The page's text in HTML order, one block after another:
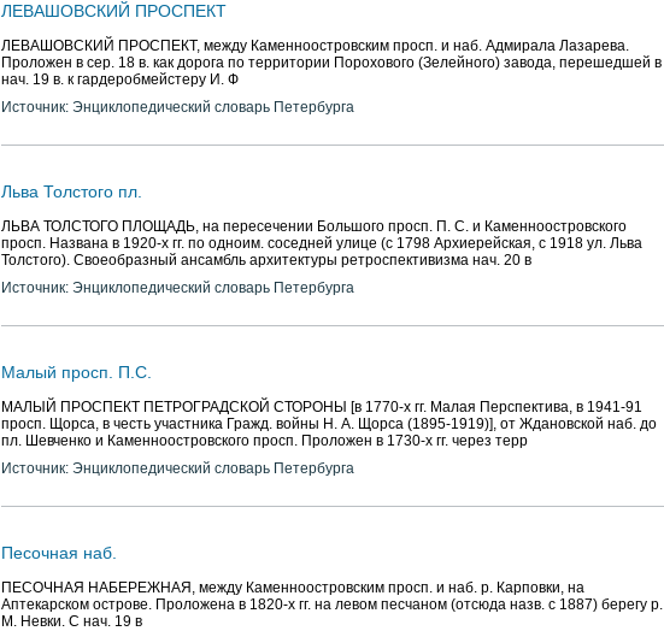
ЛЕВАШОВСКИЙ ПРОСПЕКТ
ЛЕВАШОВСКИЙ ПРОСПЕКТ, между Каменноостровским просп. и наб. Адмирала Лазарева.
Проложен в сер. 18 в. как дорога по территории Порохового (Зелейного) завода, перешедшей в
нач. 19 в. к гардеробмейстеру И. Ф
Источник: Энциклопедический словарь Петербурга
Льва Толстого пл.
ЛЬВА ТОЛСТОГО ПЛОЩАДЬ, на пересечении Большого просп. П. С. и Каменноостровского
просп. Названа в 1920-х гг. по одноим. соседней улице (с 1798 Архиерейская, с 1918 ул. Льва
Толстого). Своеобразный ансамбль архитектуры ретроспективизма нач. 20 в
Источник: Энциклопедический словарь Петербурга
Малый просп. П.С.
МАЛЫЙ ПРОСПЕКТ ПЕТРОГРАДСКОЙ СТОРОНЫ [в 1770-х гг. Малая Перспектива, в 1941-91
просп. Щорса, в честь участника Гражд. войны Н. А. Щорса (1895-1919)], от Ждановской наб. до
пл. Шевченко и Каменноостровского просп. Проложен в 1730-х гг. через терр
Источник: Энциклопедический словарь Петербурга
Песочная наб.
ПЕСОЧНАЯ НАБЕРЕЖНАЯ, между Каменноостровским просп. и наб. р. Карповки, на
Аптекарском острове. Проложена в 1820-х гг. на левом песчаном (отсюда назв. с 1887) берегу р.
М. Невки. С нач. 19 в